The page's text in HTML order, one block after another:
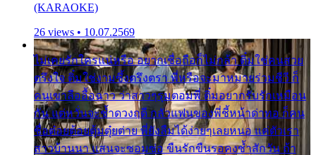
(KARAOKE)
26 views • 10.07.2569
ไม่เคยรักใครแน่หรือ อยากเชื่อถือก็ไม่กล้า ติ๋มใช่คนสวย
ตรึงใจ ติ๋มใช่งามซึ้งตรึงตรา พี่หรือจะมาหมายร่วมชีวี ก็
คนเขาลืออื้อฉาว ว่าสาวๆรุมตอมพี่ ติ๋มอยากรับรักเหมือน
กัน แต่หวั่นจะช้ำดวงฤดี กลัวแฟนของพี่ชี้หน้าด่าทอ ก็คน
ชื่อต๋อยต้อยตุ้มตุ๋ยต่าย พี่ยังลืมได้ง่ายๆเลยหนอ แค่ตัวเรา
สาวบ้านนา แสนจะซอมซ่อ ขืนรักขืนรอคงช้ำสักวัน ถ้า